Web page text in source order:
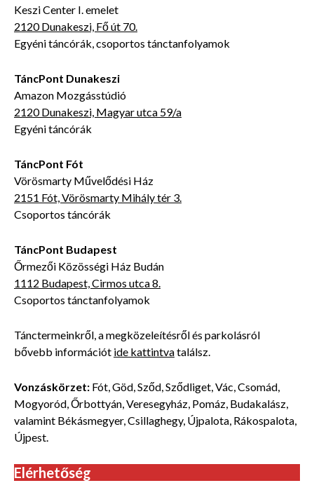
Keszi Center I. emelet
2120 Dunakeszi, Fő út 70.
Egyéni táncórák, csoportos tánctanfolyamok
TáncPont Dunakeszi
Amazon Mozgásstúdió
2120 Dunakeszi, Magyar utca 59/a
Egyéni táncórák
TáncPont Fót
Vörösmarty Művelődési Ház
2151 Fót, Vörösmarty Mihály tér 3.
Csoportos táncórák
TáncPont Budapest
Őrmezői Közösségi Ház Budán
1112 Budapest, Cirmos utca 8.
Csoportos tánctanfolyamok
Tánctermeinkről, a megközeleítésről és parkolásról
bővebb információt ide kattintvatalálsz.
Vonzáskörzet: Fót, Göd, Sződ, Sződliget, Vác, Csomád,
Mogyoród, Őrbottyán, Veresegyház, Pomáz, Budakalász,
valamint Békásmegyer, Csillaghegy, Újpalota, Rákospalota,
Újpest.
Elérhetőség